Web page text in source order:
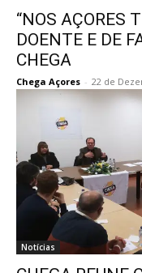
“NOS AÇORES
DOENTE E DE
CHEGA
Chega Açores - 22 de
Notícias